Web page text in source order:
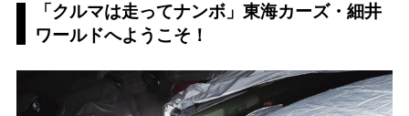
「クルマは走ってナンボ」東海カーズ・細井
ワールドへようこそ！